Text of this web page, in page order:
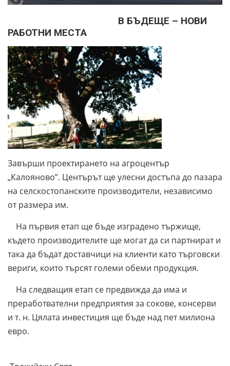
В БЪДЕЩЕ – НОВИ
РАБОТНИ МЕСТА
Завърши проектирането на агроцентър
„Калояново”. Центърът ще улесни достъпа до пазара
на селскостопанските производители, независимо
от размера им.
На първия етап ще бъде изградено тържище,
където производителите ще могат да си партнират и
така да бъдат доставчици на клиенти като търговски
вериги, които търсят големи обеми продукция.
На следващия етап се предвижда да има и
преработвателни предприятия за сокове, консерви
и т. н. Цялата инвестиция ще бъде над пет милиона
евро.